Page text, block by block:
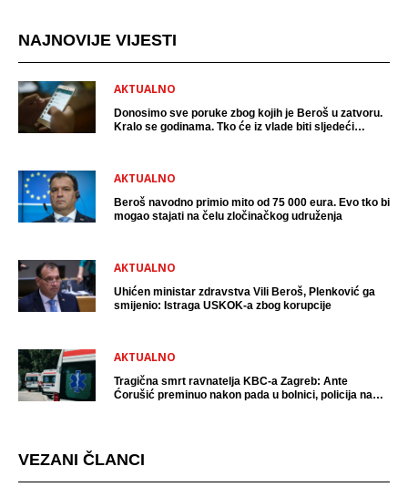
NAJNOVIJE VIJESTI
AKTUALNO
Donosimo sve poruke zbog kojih je Beroš u zatvoru.
Kralo se godinama. Tko će iz vlade biti sljedeći
AKTUALNO
Beroš navodno primio mito od 75 000 eura. Evo tko bi
mogao stajati na čelu zločinačkog udruženja
AKTUALNO
Uhićen ministar zdravstva Vili Beroš, Plenković ga
smijenio: Istraga USKOK-a zbog korupcije
AKTUALNO
Tragična smrt ravnatelja KBC-a Zagreb: Ante
Ćorušić preminuo nakon pada u bolnici, policija na
VEZANI ČLANCI